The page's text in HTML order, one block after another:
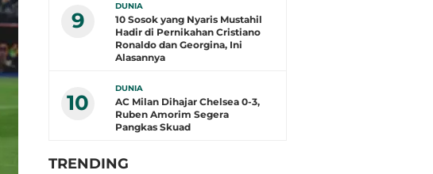
9
DUNIA
10 Sosok yang Nyaris Mustahil
Hadir di Pernikahan Cristiano
Ronaldo dan Georgina, Ini
Alasannya
10
DUNIA
AC Milan Dihajar Chelsea 0-3,
Ruben Amorim Segera
Pangkas Skuad
TRENDING